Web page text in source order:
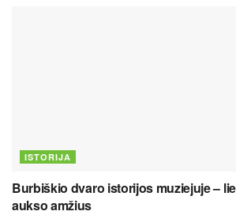
ISTORIJA
Burbiškio dvaro istorijos muziejuje –
aukso amžius